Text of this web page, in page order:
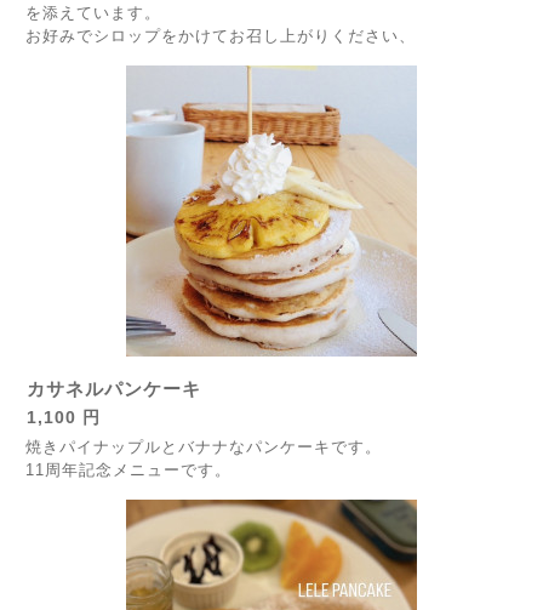
を添えています。
お好みでシロップをかけてお召し上がりください、
カサネルパンケーキ
1,100 円
焼きパイナップルとバナナなパンケーキです。
11周年記念メニューです。